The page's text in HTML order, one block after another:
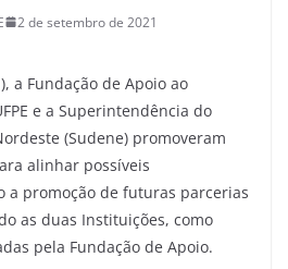
2 de setembro de 2021
a Fundação de Apoio ao
e a Superintendência do
(Sudene) promoveram
alinhar possíveis
a promoção de futuras parcerias
as duas Instituições, como
pela Fundação de Apoio.